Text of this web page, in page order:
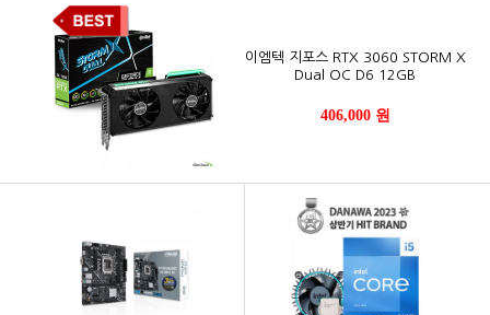
이엠텍 지포스 RTX 3060 STORM X
Dual OC D6 12GB
406,000 원